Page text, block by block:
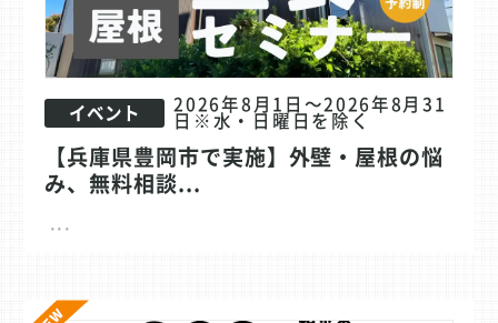
イベント 2026年8月1日～2026年8月31
日※水・日曜日を除く
【兵庫県豊岡市で実施】外壁・屋根の悩
み、無料相談...
...